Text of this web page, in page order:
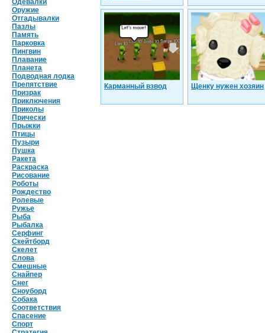
Одевалки
Оружие
Отгадывалки
Пазлы
Память
Парковка
Пингвин
Плавание
Планета
Подводная лодка
Препятствие
Призрак
Приключения
Приколы
Прически
Прыжки
Птицы
Пузыри
Пушка
Ракета
Раскраска
Рисование
Роботы
Рождество
Ролевые
Ружье
Рыба
Рыбалка
Серфинг
Скейтборд
Скелет
Слова
Смешные
Снайпер
Снег
Сноуборд
Собака
Соответствия
Спасение
Спорт
Карманный взвод Щенку нужен хозяин